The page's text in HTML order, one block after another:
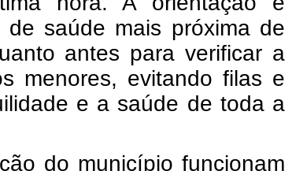
saúde mais próxima de
antes para verificar a
menores, evitando filas e
e a saúde de toda a
do município funcionam